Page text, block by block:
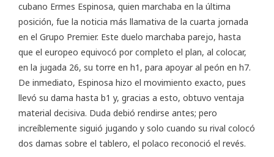
cubano Ermes Espinosa, quien marchaba en la última
posición, fue la noticia más llamativa de la cuarta jornada
en el Grupo Premier. Este duelo marchaba parejo, hasta
que el europeo equivocó por completo el plan, al colocar,
en la jugada 26, su torre en h1, para apoyar al peón en h7.
De inmediato, Espinosa hizo el movimiento exacto, pues
llevó su dama hasta b1 y, gracias a esto, obtuvo ventaja
material decisiva. Duda debió rendirse antes; pero
increíblemente siguió jugando y solo cuando su rival colocó
dos damas sobre el tablero, el polaco reconoció el revés.